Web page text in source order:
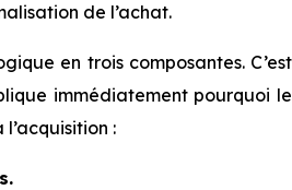
de l’achat.
en trois composantes. C’est
immédiatement pourquoi le
: